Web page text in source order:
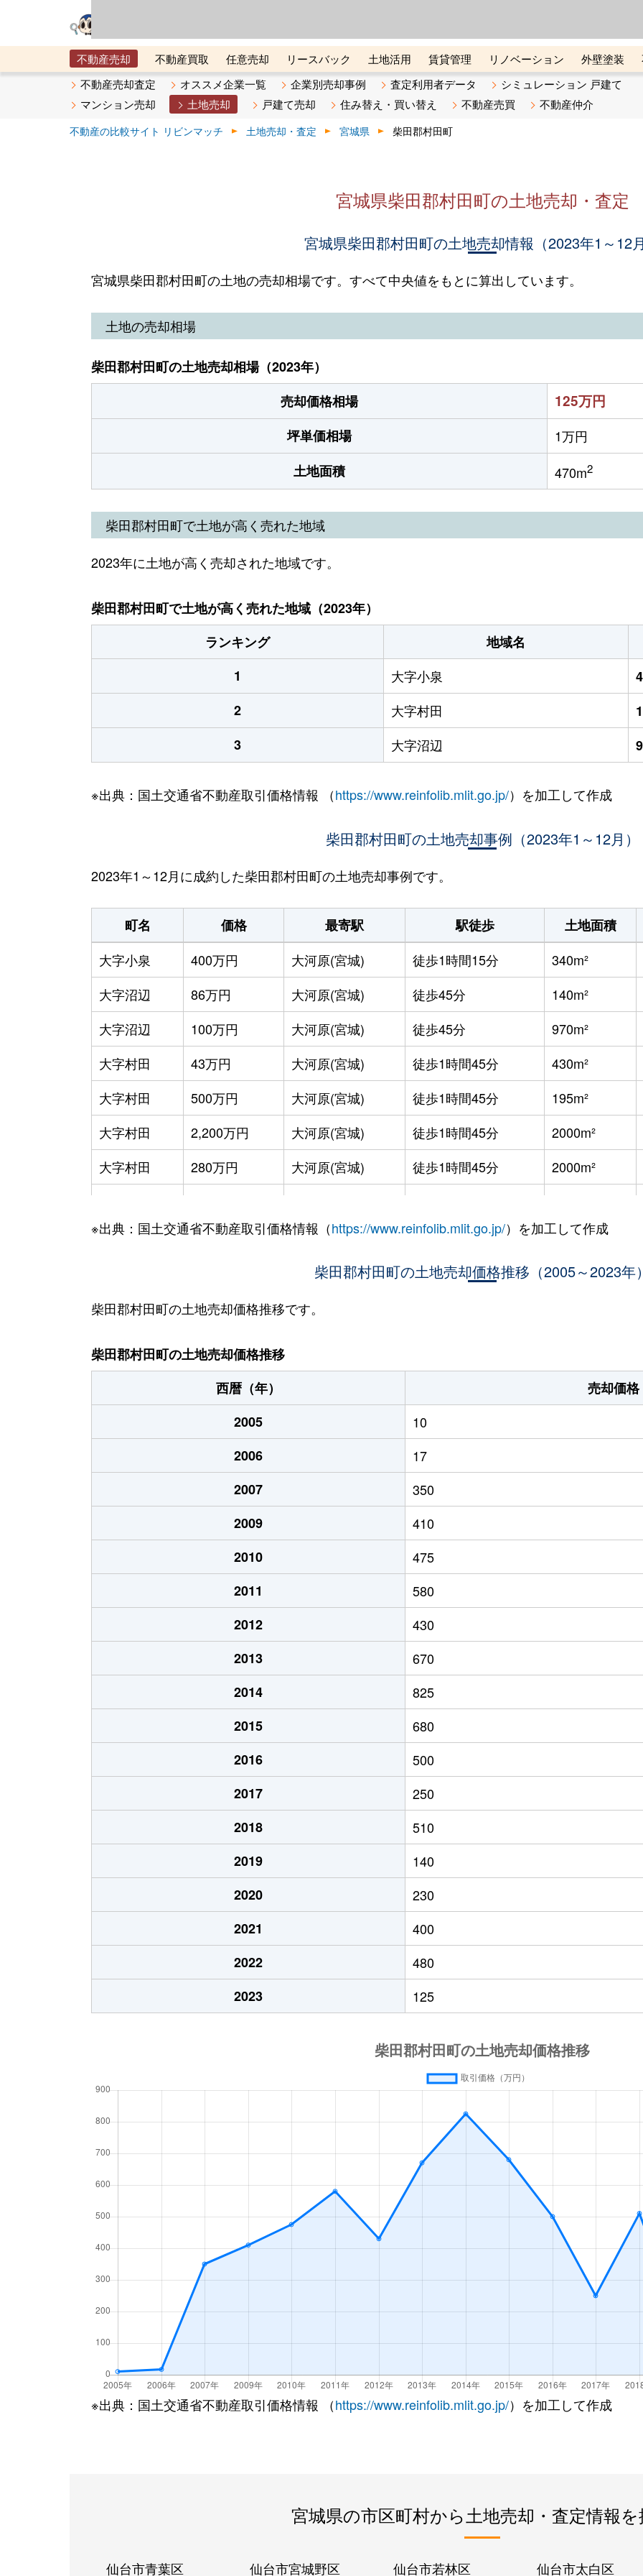
不動産売却 不動産買取 任意売却 リースバック 土地活用 賃貸管理 リノベーション 外壁塗装
メタ住宅展示場
ベスト不動産カンパニー オンライン講座 リビンマガジンBiz 不動産売却ご相談デスク
不動産売却査定 オススメ企業一覧 企業別売却事例 査定利用者データ
シミュレーション 戸建て
マンション売却
土地売却 戸建て売却 住み替え・買い替え 不動産売買 不動産仲介
不動産の比較サイト リビンマッチ 土地売却・査定 宮城県 柴田郡村田町
宮城県柴田郡村田町の土地売却・査定
宮城県柴田郡村田町の土地売却情報（2023年1～12
宮城県柴田郡村田町の土地の売却相場です。すべて中央値をもとに算出しています。
土地の売却相場
柴田郡村田町の土地売却相場（2023年）
売却価格相場
125万円
坪単価相場
1万円
土地面積
470m2
柴田郡村田町で土地が高く売れた地域
2023年に土地が高く売却された地域です。
柴田郡村田町で土地が高く売れた地域（2023年）
ランキング
地域名
1
大字小泉
2
大字村田
3
大字沼辺
※出典：国土交通省不動産取引価格情報 （https://www.reinfolib.mlit.go.jp/）を加工して作成
柴田郡村田町の土地売却事例（2023年1～12月）
2023年1～12月に成約した柴田郡村田町の土地売却事例です。
町名 価格 最寄駅 駅徒歩
土地面積
大字小泉
400万円 大河原(宮城) 徒歩1時間15分
340m²
大字沼辺
86万円 大河原(宮城) 徒歩45分
140m²
大字沼辺
100万円 大河原(宮城) 徒歩45分
970m²
大字村田
43万円 大河原(宮城) 徒歩1時間45分
430m²
大字村田
500万円 大河原(宮城) 徒歩1時間45分
195m²
大字村田
2,200万円 大河原(宮城) 徒歩1時間45分
2000m²
大字村田
280万円 大河原(宮城) 徒歩1時間45分
2000m²
大字村田
150万円 大河原(宮城) 徒歩1時間45分
510m²
大河原(宮城) 徒歩2時間 135m²
※出典：国土交通省不動産取引価格情報（https://www.reinfolib.mlit.go.jp/）を加工して作成
柴田郡村田町の土地売却価格推移（2005～2023年
柴田郡村田町の土地売却価格推移です。
柴田郡村田町の土地売却価格推移
西暦（年）
売却価
2005
10
2006
17
2007
350
2009
410
2010
475
2011
580
2012
430
2013
670
2014
825
2015
680
2016
500
2017
250
2018
510
2019
140
2020
230
2021
400
2022
480
2023
125
※出典：国土交通省不動産取引価格情報 （https://www.reinfolib.mlit.go.jp/）を加工して作成
宮城県の市区町村から土地売却・査定情報
仙台市青葉区 仙台市宮城野区 仙台市若林区 仙台市太白区